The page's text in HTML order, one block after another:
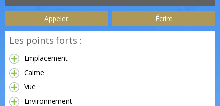
Appeler Écrire
Les points forts :
Emplacement
Calme
Vue
Environnement